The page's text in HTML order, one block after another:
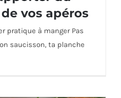
du Biltong lors de vos
vos apéros
pratique à manger Pas
saucisson, ta planche